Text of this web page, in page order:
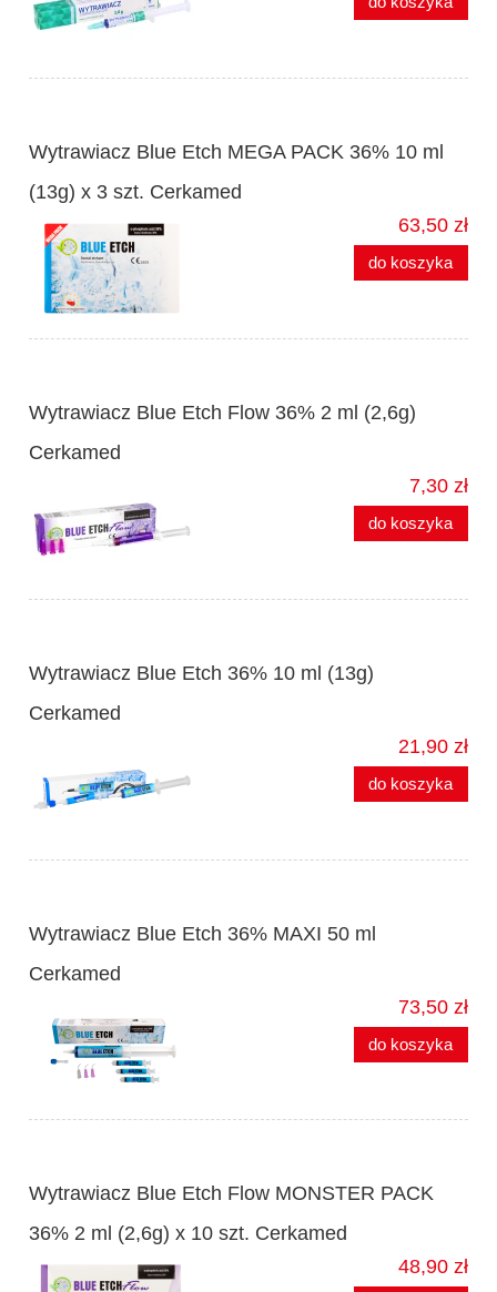
Wytrawiacz Blue Etch MEGA PACK 36% 10 ml
(13g) x 3 szt. Cerkamed
63,50 zł
do koszyka
Wytrawiacz Blue Etch Flow 36% 2 ml (2,6g)
Cerkamed
7,30 zł
do koszyka
Wytrawiacz Blue Etch 36% 10 ml (13g)
Cerkamed
21,90 zł
do koszyka
Wytrawiacz Blue Etch 36% MAXI 50 ml
Cerkamed
73,50 zł
do koszyka
Wytrawiacz Blue Etch Flow MONSTER PACK
36% 2 ml (2,6g) x 10 szt. Cerkamed
48,90 zł